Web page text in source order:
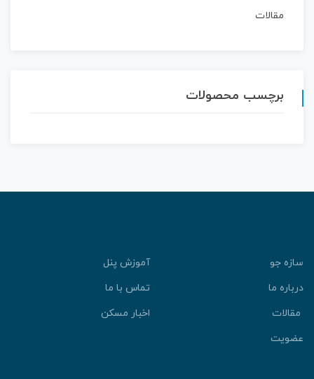
مقالات
برچسب محصولات
سازه جو
آموزش پنل
درباره ما
تماس با ما
مقالات
اخبار مسکن
عضویت